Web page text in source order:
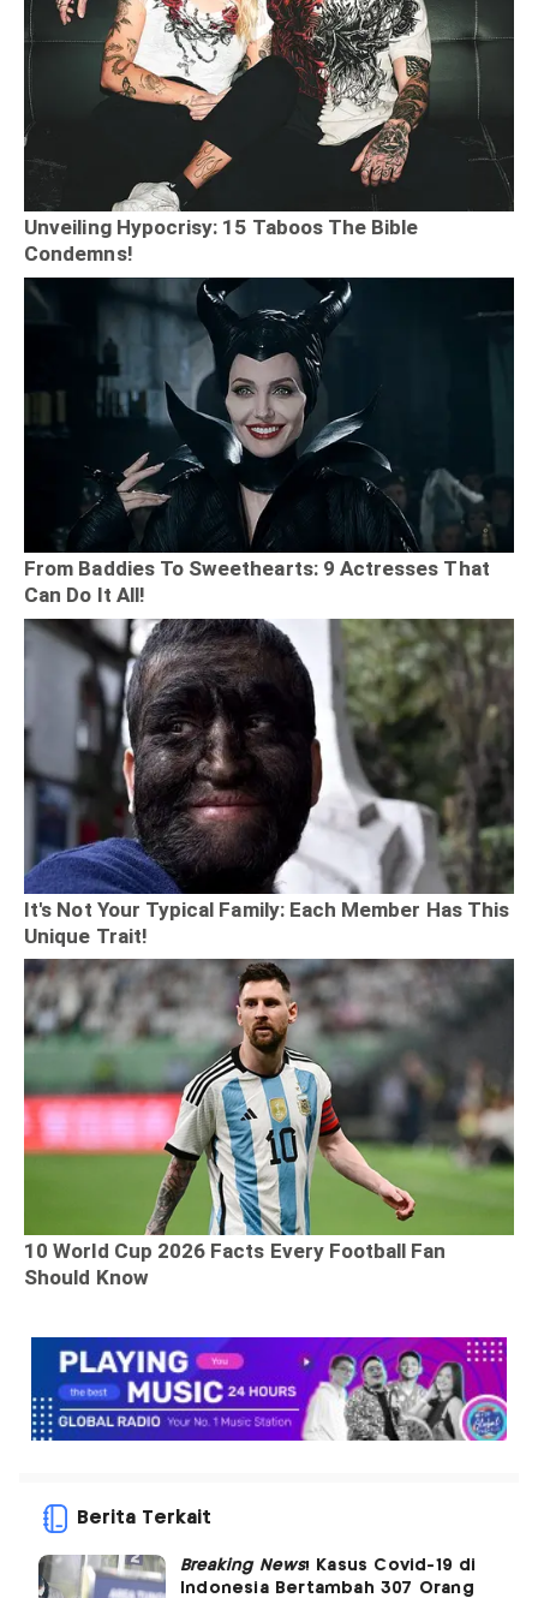
Berita Terkait
Breaking News! Kasus Covid-19 di
Indonesia Bertambah 307 Orang